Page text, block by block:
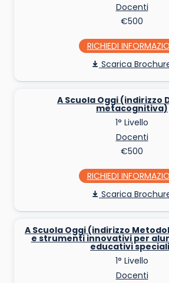
Docenti
€500
RICHIEDI INFO
Scarica
A Scuola Oggi (indirizzo
metacognitiva)
1° Livello
Docenti
€500
RICHIEDI INFO
Scarica
A Scuola Oggi (indirizzo
e strumenti innovativi per
educativi
1° Livello
Docenti